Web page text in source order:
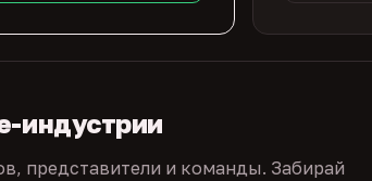
индустрии
представители и команды. Забирай